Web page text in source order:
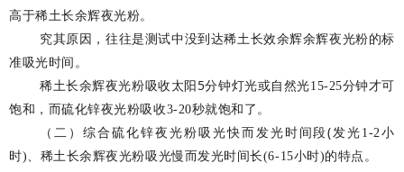
高于稀土长余辉夜光粉。
究其原因，往往是测试中没到达稀土长效余辉余辉夜光粉的标
准吸光时间。
稀土长余辉夜光粉吸收太阳 5分钟灯光或自然光15-25分钟才可
饱和，而硫化锌夜光粉吸收3-20秒就饱和了。
（二） 综合硫化锌夜光粉吸光快而发光时间段( 发光 1-2 小
时) 、稀土长余辉夜光粉吸光慢而发光时间长(6-15小时)的特点。